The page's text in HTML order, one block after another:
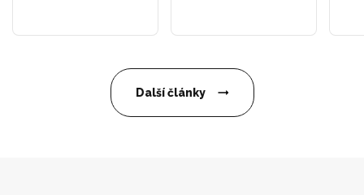
Další články